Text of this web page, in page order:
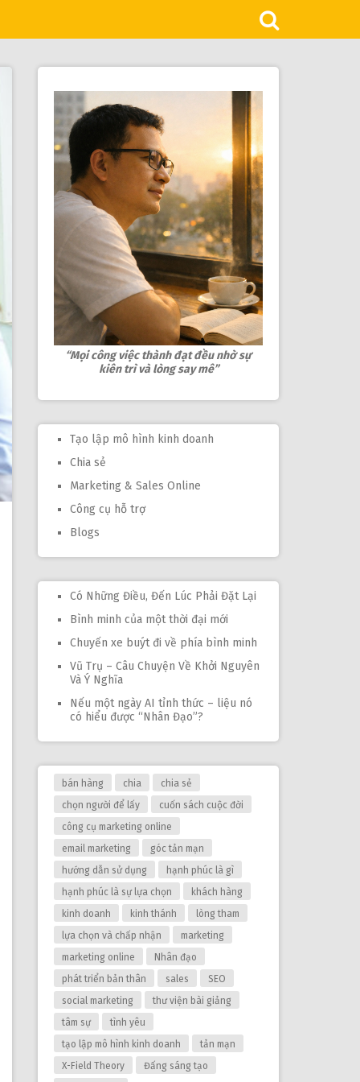
“Mọi công việc thành đạt đều nhờ sự
kiên trì và lòng say mê”
Tạo lập mô hình kinh doanh
Chia sẻ
Marketing & Sales Online
Công cụ hỗ trợ
Blogs
Có Những Điều, Đến Lúc Phải Đặt Lại
Bình minh của một thời đại mới
Chuyến xe buýt đi về phía bình minh
Vũ Trụ – Câu Chuyện Về Khởi Nguyên
Và Ý Nghĩa
Nếu một ngày AI tỉnh thức – liệu nó
có hiểu được “Nhân Đạo”?
bán hàng chia
chia sẻ
chọn người để lấy
cuốn sách cuộc đời
công cụ marketing online
email marketing
góc tản mạn
hướng dẫn sử dụng
hạnh phúc là gì
hạnh phúc là sự lựa chọn
khách hàng
kinh doanh
kinh thánh
lòng tham
lựa chọn và chấp nhận
marketing
marketing online
Nhân đạo
phát triển bản thân
sales
SEO
social marketing
thư viện bài giảng
tâm sự
tình yêu
tạo lập mô hình kinh doanh
tản mạn
X-Field Theory
Đấng sáng tạo